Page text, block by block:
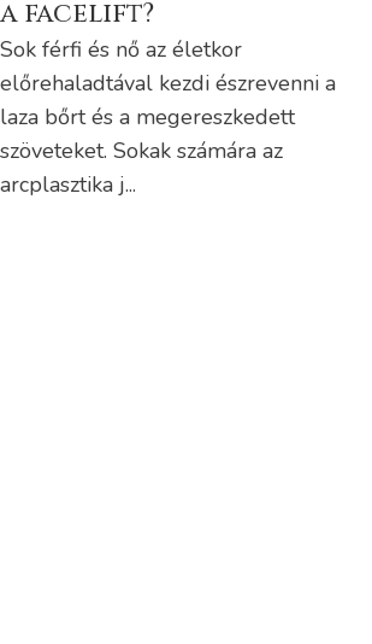
a facelift?
Sok férfi és nő az életkor
előrehaladtával kezdi észrevenni a
laza bőrt és a megereszkedett
szöveteket. Sokak számára az
arcplasztika j...